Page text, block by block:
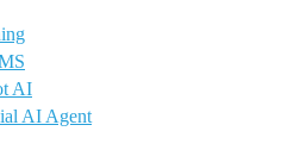
AI
AI Agent